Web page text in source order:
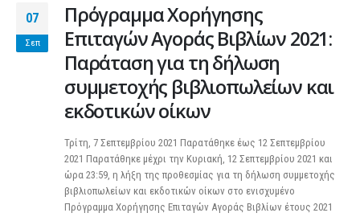
07
Σεπ
Πρόγραμμα Χορήγησης
Επιταγών Αγοράς Βιβλίων 2021:
Παράταση για τη δήλωση
συμμετοχής βιβλιοπωλείων και
εκδοτικών οίκων
Τρίτη, 7 Σεπτεμβρίου 2021 Παρατάθηκε έως 12 Σεπτεμβρίου
2021 Παρατάθηκε μέχρι την Κυριακή, 12 Σεπτεμβρίου 2021 και
ώρα 23:59, η λήξη της προθεσμίας για τη δήλωση συμμετοχής
βιβλιοπωλείων και εκδοτικών οίκων στο ενισχυμένο
Πρόγραμμα Χορήγησης Επιταγών Αγοράς Βιβλίων έτους 2021